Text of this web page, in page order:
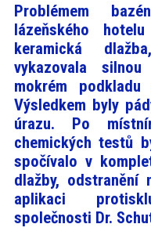
Kontakt
Problémem
lázeňského
keramická
vykazovala
mokrém
Výsledkem byly
úrazu. Po
chemických testů
spočívalo v
dlažby, odstranění
aplikaci
společnosti Dr.